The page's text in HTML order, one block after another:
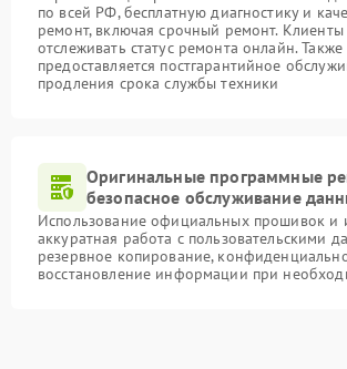
по всей РФ, бесплатную диагностику и
ремонт, включая срочный ремонт. Клиенты
отслеживать статус ремонта онлайн. Также
предоставляется постгарантийное
продления срока службы техники
Оригинальные программные
безопасное обслуживание
Использование официальных прошивок и
аккуратная работа с пользовательскими
резервное копирование,
восстановление информации при